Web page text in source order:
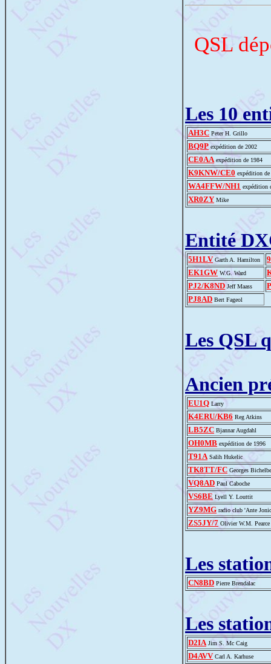
QSL
Les 10
AH3C Peter H. Grillo
BQ9P expédition de 2002
CE0AA expédition de 1984
K9KNW/CE0 expédition de
WA4FFW/NH1 expédition
XR0ZY Mike
Entité
5H1LV Garth A. Hamilton
EK1GW W.G. Ward
PJ2/K8ND Jeff Maass
PJ8AD Bert Fageol
Les QSL
Ancien
EU1Q Larry
K4ERU/KB6 Reg Atkins
LB5ZC Bjannar Augdahl
OH0MB expédition de 1996
T91A Salih Hukelic
TK8TT/FC Georges
VQ8AD Paul Caboche
VS6BE Lyell Y. Louttit
YZ9MG radio club 'Ante
ZS5JY/7 Olivier W.M. Pearce
Les
CN8BD Pierre Brendalac
Les
D2IA Jim S. Mc Caig
D4AVV Carl A. Karhuse